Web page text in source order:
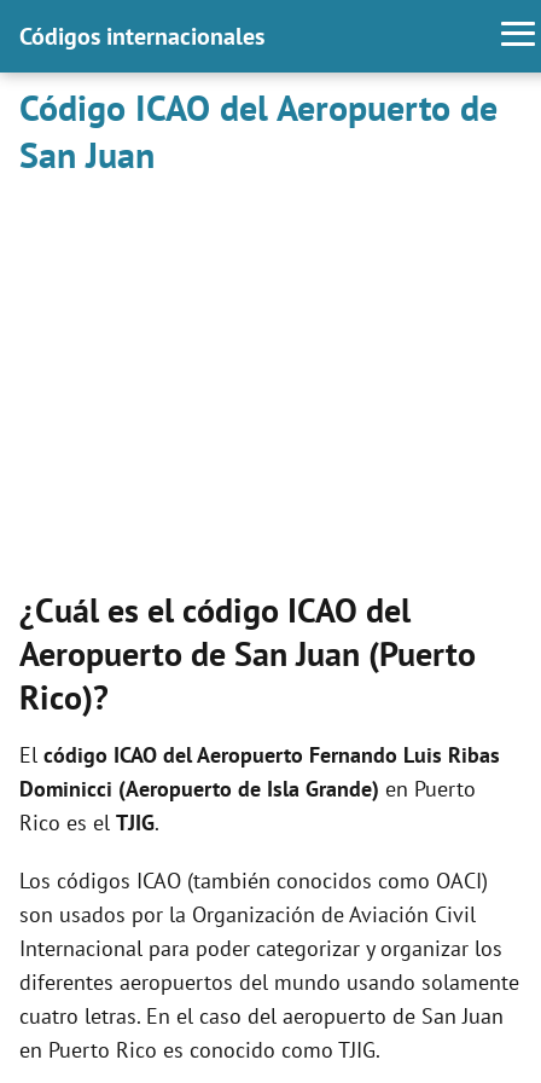
Códigos internacionales
Código ICAO del Aeropuerto de
San Juan
¿Cuál es el código ICAO del
Aeropuerto de San Juan (Puerto
Rico)?
El código ICAO delAeropuerto Fernando Luis Ribas
Dominicci (Aeropuerto de Isla Grande) en Puerto
Rico es el TJIG.
Los códigos ICAO (también conocidos como OACI)
son usados por la Organización de Aviación Civil
Internacional para poder categorizar y organizar los
diferentes aeropuertos del mundo usando solamente
cuatro letras. En el caso del aeropuerto de San Juan
en Puerto Rico es conocido como TJIG.